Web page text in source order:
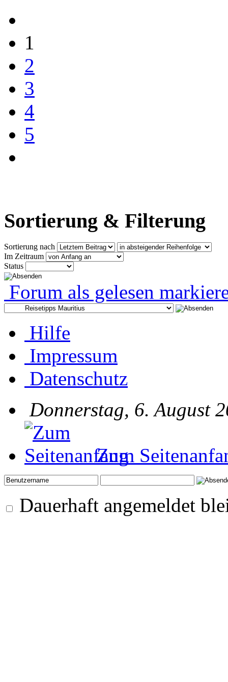
1
2
3
4
5
Sortierung & Filterung
Sortierung nach
Im Zeitraum
Status
Forum als gelesen
Hilfe
Impressum
Datenschutz
Donnerstag, 6. August
Zum
Dauerhaft angemeldet